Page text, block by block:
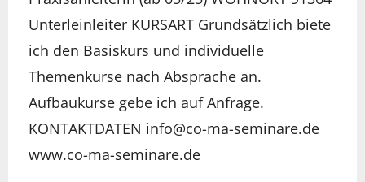
Unterleinleiter KURSART Grundsätzlich biete
ich den Basiskurs und individuelle
Themenkurse nach Absprache an.
Aufbaukurse gebe ich auf Anfrage.
KONTAKTDATEN info@co-ma-seminare.de
www.co-ma-seminare.de